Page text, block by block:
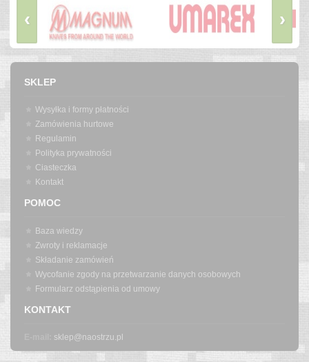
‹ ›
SKLEP
Wysyłka i formy płatności
Zamówienia hurtowe
Regulamin
Polityka prywatności
Ciasteczka
Kontakt
POMOC
Baza wiedzy
Zwroty i reklamacje
Składanie zamówień
Wycofanie zgody na przetwarzanie danych osobowych
Formularz odstąpienia od umowy
KONTAKT
sklep@naostrzu.pl